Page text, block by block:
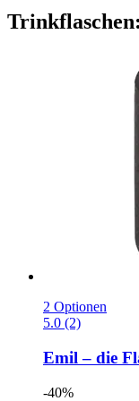
2 Optionen
5.0 (2)
Emil – die
-40%